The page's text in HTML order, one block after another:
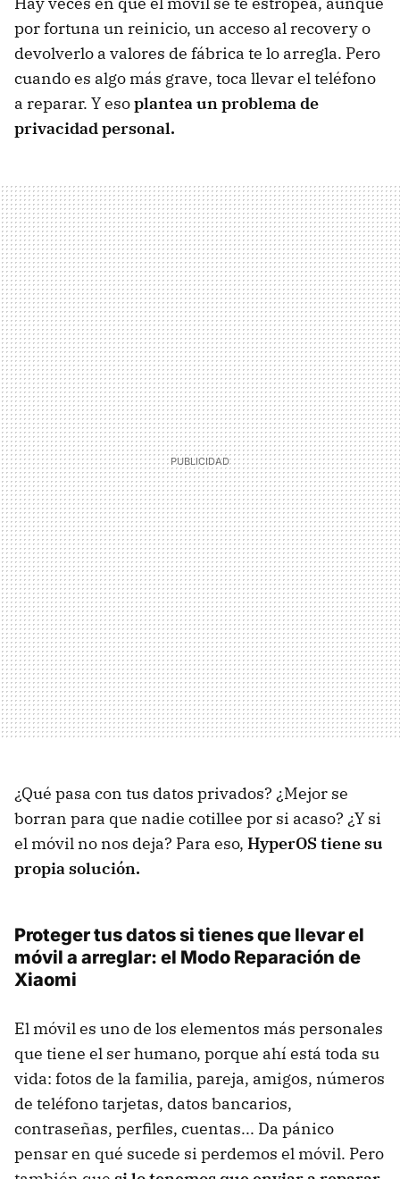
por fortuna un reinicio, un acceso al recovery o
devolverlo a valores de fábrica te lo arregla. Pero
cuando es algo más grave, toca llevar el teléfono
a reparar. Y esoplantea un problema de
privacidad personal.
¿Qué pasa con tus datos privados? ¿Mejor se
borran para que nadie cotillee por si acaso? ¿Y si
el móvil no nos deja? Para eso, HyperOS tiene su
propia solución.
Proteger tus datos si tienes que llevar el
móvil a arreglar: el Modo Reparación de
Xiaomi
El móvil es uno de los elementos más personales
que tiene el ser humano, porque ahí está toda su
vida: fotos de la familia, pareja, amigos, números
de teléfono tarjetas, datos bancarios,
contraseñas, perfiles, cuentas... Da pánico
pensar en qué sucede si perdemos el móvil. Pero